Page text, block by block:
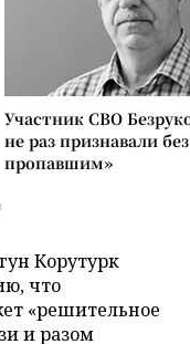
Участник СВО
не раз признавали
пропавшим»
Корутурк
что
«решительное
и разом